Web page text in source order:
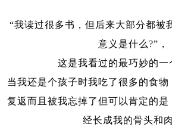
“我读过很多书，但后来大部分都被
意义是什么?”，
这是我看过的最巧妙的一
当我还是个孩子时我吃了很多的食
复返而且被我忘掉了但可以肯定的是
经长成我的骨头和肉